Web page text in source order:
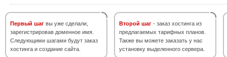
Первый шаг вы уже сделали,
зарегистрировав доменное имя.
Следующими шагами будут заказ
хостинга и создание сайта.
Второй шаг - заказ хостинга из
предлагаемых тарифных планов.
Также вы можете заказать у нас
установку выделенного сервера.